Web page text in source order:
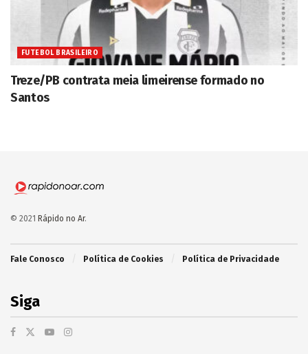
FUTEBOL BRASILEIRO
Treze/PB contrata meia limeirense formado no
Santos
© 2021 Rápido no Ar.
Fale Conosco Política de Cookies Política de Privacidade
Siga